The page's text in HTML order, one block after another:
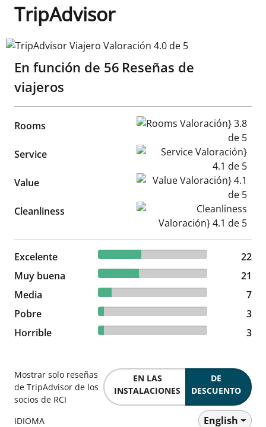
TripAdvisor
TripAdvisor Viajero Valoración 4.0 de 5
En función de 56 Reseñas de
viajeros
Rooms Rooms Valoración} 3.8 de 5
Service Service Valoración} 4.1 de 5
Value Value Valoración} 4.1 de 5
Cleanliness Cleanliness Valoración} 4.1
Excelente 39.29% reviewed Excelente
22 reviews
22
Muy buena
37.5% reviewed Muy buena
21 reviews
21
Media
12.5% reviewed Media
7 reviews
7
Pobre
5.36% reviewed Pobre
3 reviews
3
Horrible
5.36% reviewed Horrible
3 reviews 3
Mostrar solo reseñas
de TripAdvisor de los
socios de RCI
EN LAS
INSTALACIONES
DE
DESCUENTO
IDIOMA English